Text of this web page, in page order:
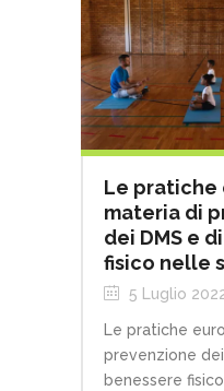
Le pratiche
materia di
dei DMS e
fisico nelle
5 Luglio
Le pratiche
prevenzione
benessere